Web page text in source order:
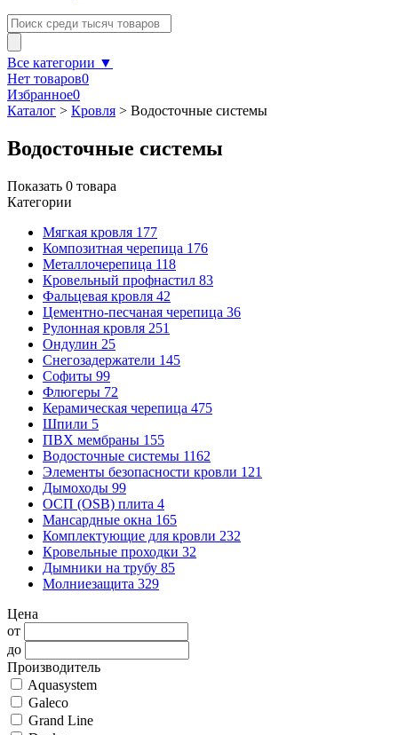
Все категории ▼
Нет товаров0
Избранное0
Каталог > Кровля > Водосточные системы
Водосточные системы
Показать 0 товара
Категории
Мягкая кровля 177
Композитная черепица 176
Металлочерепица 118
Кровельный профнастил 83
Фальцевая кровля 42
Цементно-песчаная черепица 36
Рулонная кровля 251
Ондулин 25
Снегозадержатели 145
Софиты 99
Флюгеры 72
Керамическая черепица 475
Шпили 5
ПВХ мембраны 155
Водосточные системы 1162
Элементы безопасности кровли 121
Дымоходы 99
ОСП (OSB) плита 4
Мансардные окна 165
Комплектующие для кровли 232
Кровельные проходки 32
Дымники на трубу 85
Молниезащита 329
Цена
от
до
Производитель
Aquasystem
Galeco
Grand Line